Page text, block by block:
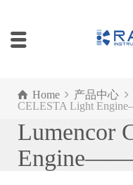
Home 产品中心
CELESTA Light
Lumencor